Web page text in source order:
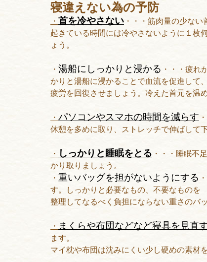
寝違えない為の予防
・ 首を冷やさない ・・・筋肉量の少な
起きている時間には冷やさないように１枚
ょう。
・ 湯船にしっかりと浸かる ・・・疲れ
かりと湯船に浸かることで血流を促進して、
疲労を回復させましょう。冷えた首元を温
・ パソコンやスマホの時間を減らす
休憩を多めに取り、ストレッチで伸ばして
・ しっかりと睡眠をとる ・・・睡眠不
かり取りましょう。
・ 重いバッグを担がないようにする
す。しっかりと必要なもの、不要なものを
整理してなるべく負担にならない重さのバ
・ まくらや布団などなど寝具を見直
ます。
マイ枕や布団は沈みにくい少し硬めの素材